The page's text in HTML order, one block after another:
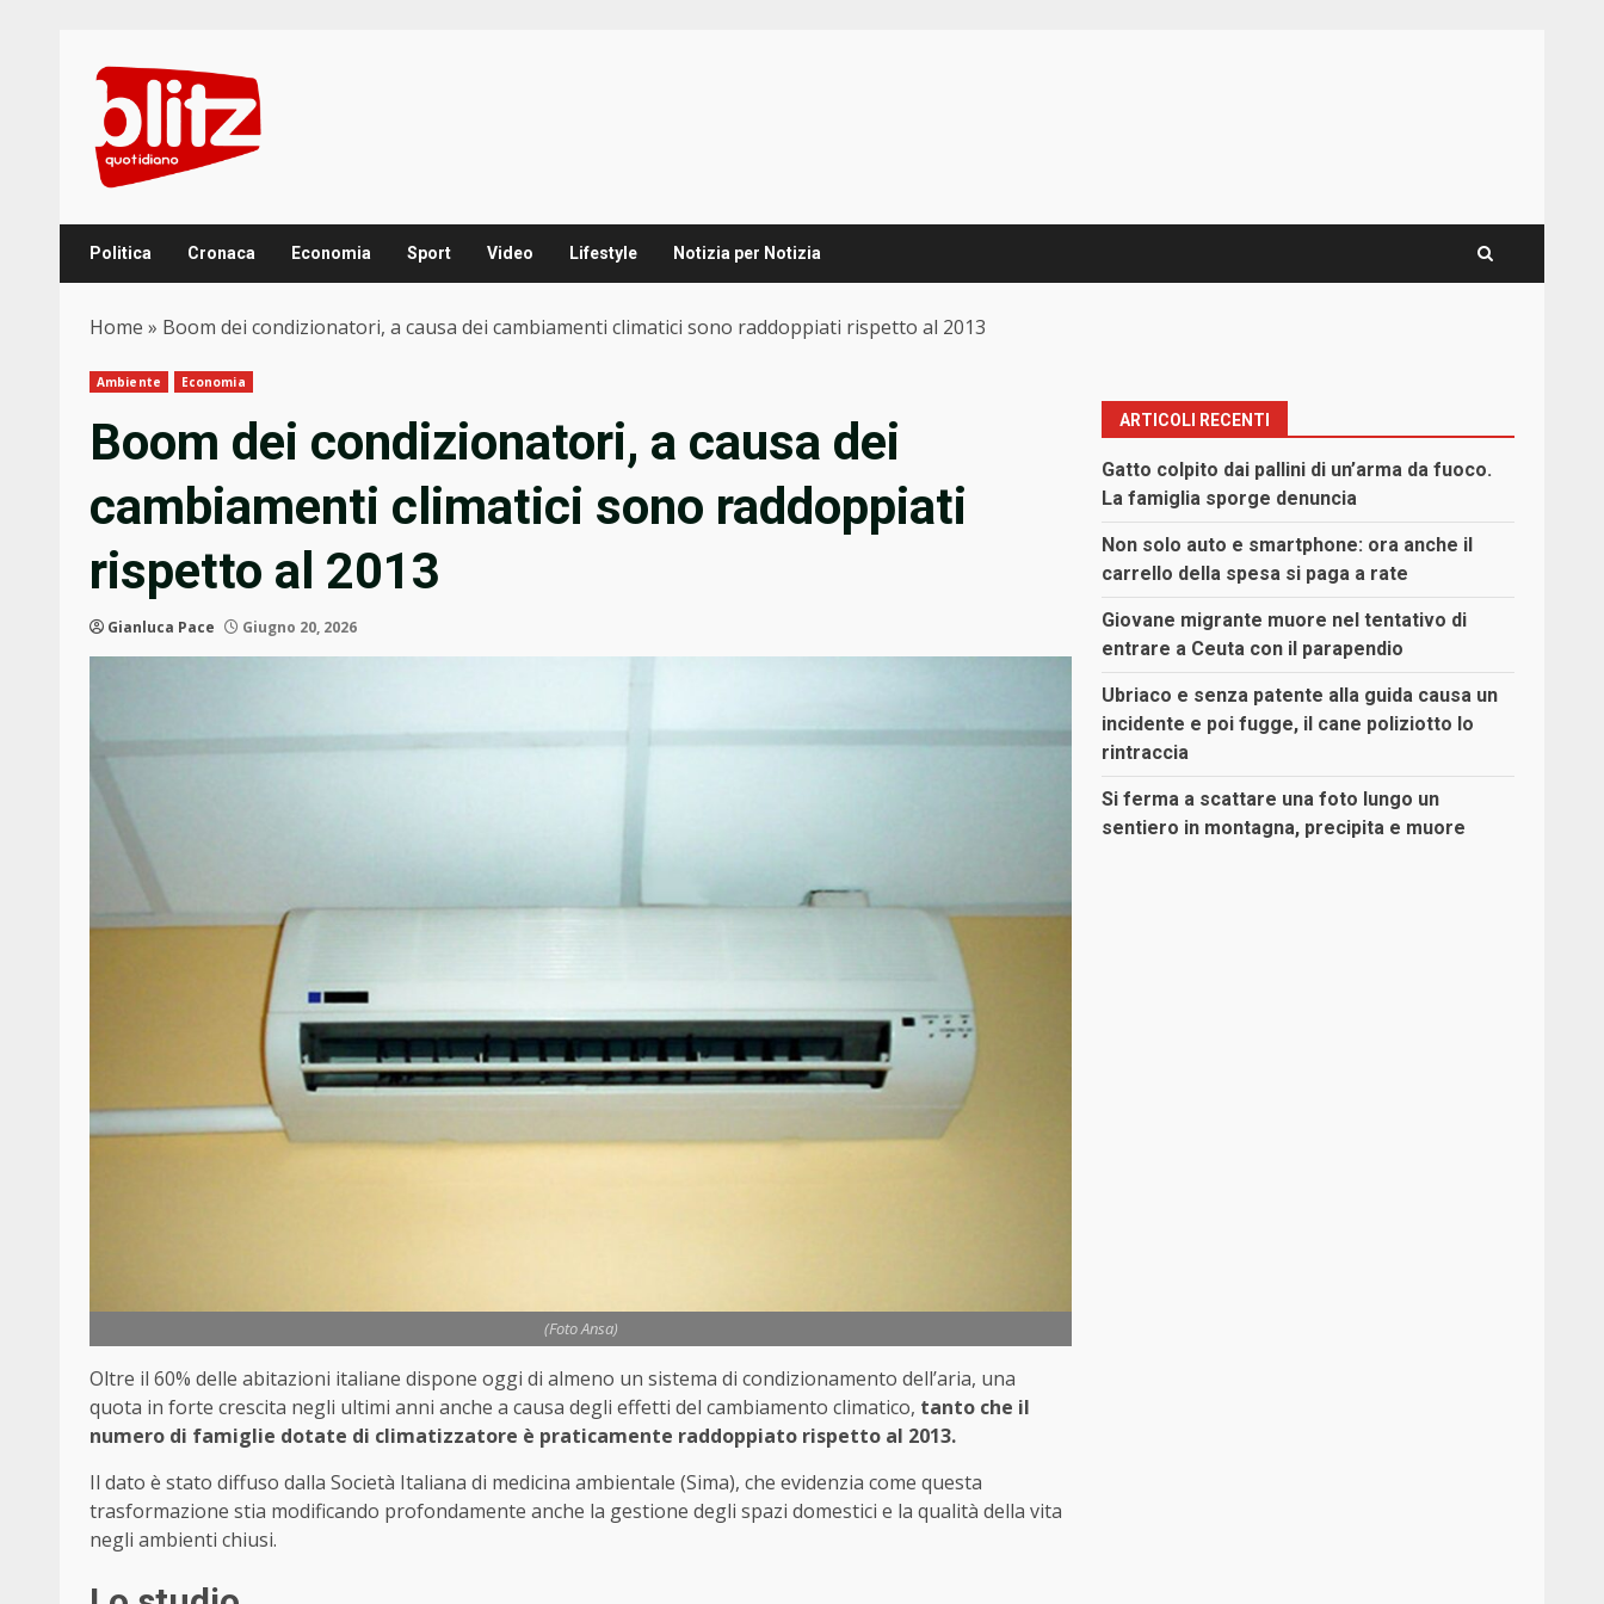
content
Politica Cronaca Economia Sport Video Lifestyle Notizia per Notizia
Home » Boom dei condizionatori, a causa dei cambiamenti climatici sono raddoppiati rispetto al 2013
Ambiente Economia
Boom dei condizionatori, a causa dei
cambiamenti climatici sono raddoppiati
rispetto al 2013
Gianluca Pace Giugno 20, 2026
(Foto Ansa)
Oltre il 60% delle abitazioni italiane dispone oggi di almeno un sistema di condizionamento dell’aria, una
quota in forte crescita negli ultimi anni anche a causa degli effetti del cambiamento climatico, tanto che il
numero di famiglie dotate di climatizzatore è praticamente raddoppiato rispetto al 2013.
Il dato è stato diffuso dalla Società Italiana di medicina ambientale (Sima), che evidenzia come questa
trasformazione stia modificando profondamente anche la gestione degli spazi domestici e la qualità della vita
negli ambienti chiusi.
ARTICOLI RECENTI
Gatto colpito dai pallini di un’arma da fuoco.
La famiglia sporge denuncia
Non solo auto e smartphone: ora anche il
carrello della spesa si paga a rate
Giovane migrante muore nel tentativo di
entrare a Ceuta con il parapendio
Ubriaco e senza patente alla guida causa un
incidente e poi fugge, il cane poliziotto lo
rintraccia
Si ferma a scattare una foto lungo un
sentiero in montagna, precipita e muore